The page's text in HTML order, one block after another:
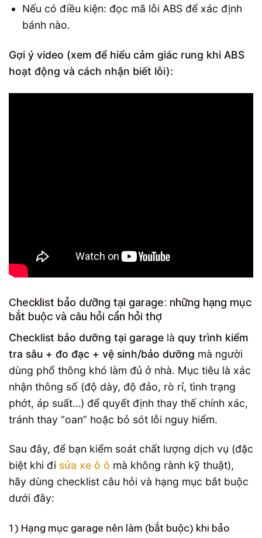
Nếu có điều kiện: đọc mã lỗi ABS để xác định
bánh nào.
Gợi ý video (xem để hiểu cảm giác rung khi ABS
hoạt động và cách nhận biết lỗi):
Checklist bảo dưỡng tại garage: những hạng mục
bắt buộc và câu hỏi cần hỏi thợ
Checklist bảo dưỡng tại garage là quy trình kiểm
tra sâu + đo đạc + vệ sinh/bảo dưỡng mà người
dùng phổ thông khó làm đủ ở nhà. Mục tiêu là xác
nhận thông số (độ dày, độ đảo, rò rỉ, tình trạng
phớt, áp suất…) để quyết định thay thế chính xác,
tránh thay “oan” hoặc bỏ sót lỗi nguy hiểm.
Sau đây, để bạn kiểm soát chất lượng dịch vụ (đặc
biệt khi đi sửa xe ô ô mà không rành kỹ thuật),
hãy dùng checklist câu hỏi và hạng mục bắt buộc
dưới đây:
1) Hạng mục garage nên làm (bắt buộc) khi bảo